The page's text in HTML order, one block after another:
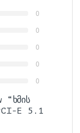
0
0
0
0
0
E 5.1